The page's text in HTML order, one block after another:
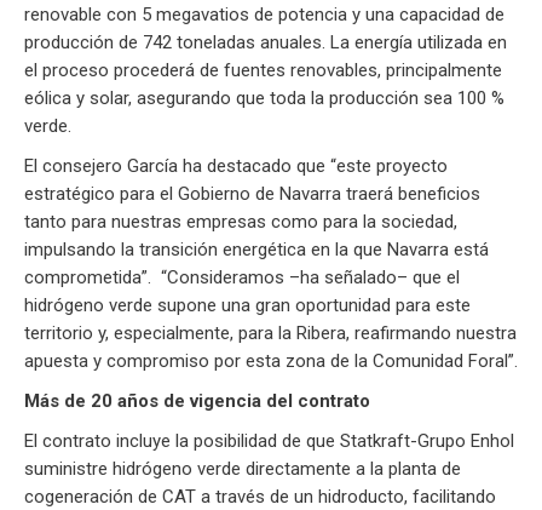
renovable con 5 megavatios de potencia y una capacidad de
producción de 742 toneladas anuales. La energía utilizada en
el proceso procederá de fuentes renovables, principalmente
eólica y solar, asegurando que toda la producción sea 100 %
verde.
El consejero García ha destacado que “este proyecto
estratégico para el Gobierno de Navarra traerá beneficios
tanto para nuestras empresas como para la sociedad,
impulsando la transición energética en la que Navarra está
comprometida”. “Consideramos –ha señalado– que el
hidrógeno verde supone una gran oportunidad para este
territorio y, especialmente, para la Ribera, reafirmando nuestra
apuesta y compromiso por esta zona de la Comunidad Foral”.
Más de 20 años de vigencia del contrato
El contrato incluye la posibilidad de que Statkraft-Grupo Enhol
suministre hidrógeno verde directamente a la planta de
cogeneración de CAT a través de un hidroducto, facilitando